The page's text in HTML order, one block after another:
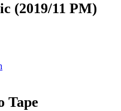
(2019/11 PM)
Tape